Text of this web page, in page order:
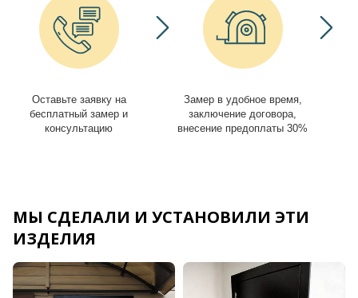
Оставьте заявку на
бесплатный замер и
консультацию
Замер в удобное время,
заключение договора,
внесение предоплаты 30%
МЫ СДЕЛАЛИ И УСТАНОВИЛИ ЭТИ
ИЗДЕЛИЯ